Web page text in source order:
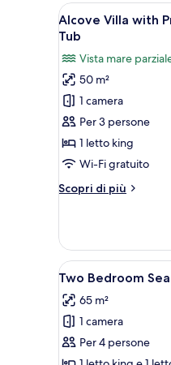
Jetted
Tub
Apri
tutte
foto
per
Alcove
Villa
with
Private
and
Tub
14
Alcove Villa with
Tub
Vista mare
50 m²
1 camera
Per 3 persone
1 letto king
Wi-Fi gratuito
Scopri di più
Altri
Villa
with
Private
and
Outdoor
Jetted
Tub
Apri
tutte
le
foto
per
5
Two Bedroom
65 m²
1 camera
Per 4 persone